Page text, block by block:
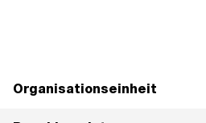
Organisationseinheit